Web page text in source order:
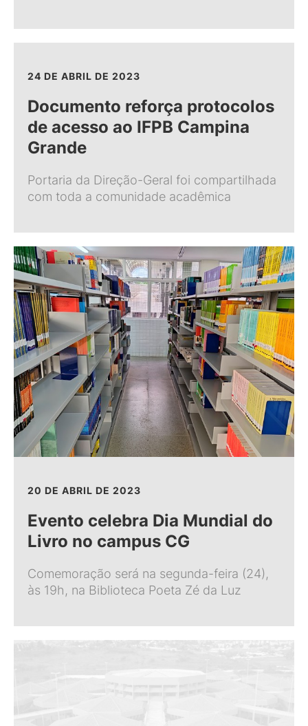
24 DE ABRIL DE 2023
Documento reforça protocolos
de acesso ao IFPB Campina
Grande
Portaria da Direção-Geral foi compartilhada
com toda a comunidade acadêmica
20 DE ABRIL DE 2023
Evento celebra Dia Mundial do
Livro no campus CG
Comemoração será na segunda-feira (24),
às 19h, na Biblioteca Poeta Zé da Luz